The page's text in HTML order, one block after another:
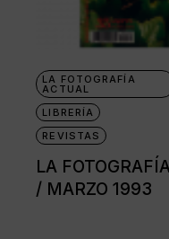
LA FOTOGRAFÍA
ACTUAL
LIBRERÍA
REVISTAS
LA
/ MARZO 1993